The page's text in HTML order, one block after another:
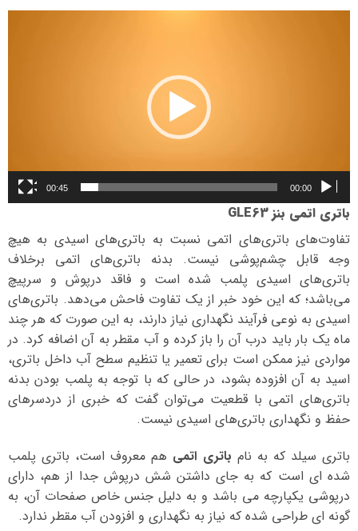
00:00
00:45
باتری اتمی بنز GLE63
تفاوت‌های باتری‌های اتمی نسبت به باتری‌های اسیدی به هیچ
وجه قابل چشم‌پوشی نیست. بدنه باتری‌های اتمی برخلاف
باتری‌های اسیدی پلمب شده است و فاقد درپوش و سرپیچ
می‌باشد؛ که این خود خبر از یک تفاوت فاحش می‌دهد. باتری‌های
اسیدی به نوعی فرآیند نگهداری نیاز دارند، به این صورت که هر چند
ماه یک بار باید درب آن را باز کرده و آب مقطر به آن اضافه کرد. در
مواردی نیز ممکن است برای تعمیر یا تنظیم سطح آب داخل باتری،
اسید به آن افزوده بشود، در حالی که با توجه به پلمب بودن بدنه
باتری‌های اتمی با قطعیت می‌توان گفت که خبری از دردسرهای
حفظ و نگهداری باتری‌های اسیدی نیست.
باتری سیلد که به نام باتری اتمی هم معروف است، باتری پلمب
شده ای است که به جای داشتن شش درپوش جدا از هم، دارای
درپوشی یکپارچه می باشد و به دلیل جنس خاص صفحات آن، به
گونه ای طراحی شده که نیاز به نگهداری و افزودن آب مقطر ندارد.